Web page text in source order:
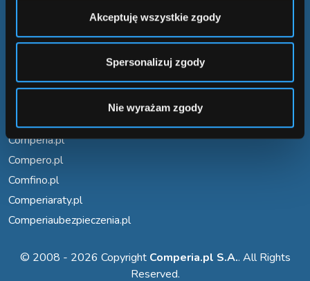
Akceptuję wszystkie zgody
Spersonalizuj zgody
Nie wyrażam zgody
INFORMACJE
Polityka prywatności
Comperia.pl
Compero.pl
Comfino.pl
Comperiaraty.pl
Comperiaubezpieczenia.pl
© 2008 - 2026 Copyright Comperia.pl S.A.. All Rights
Reserved.